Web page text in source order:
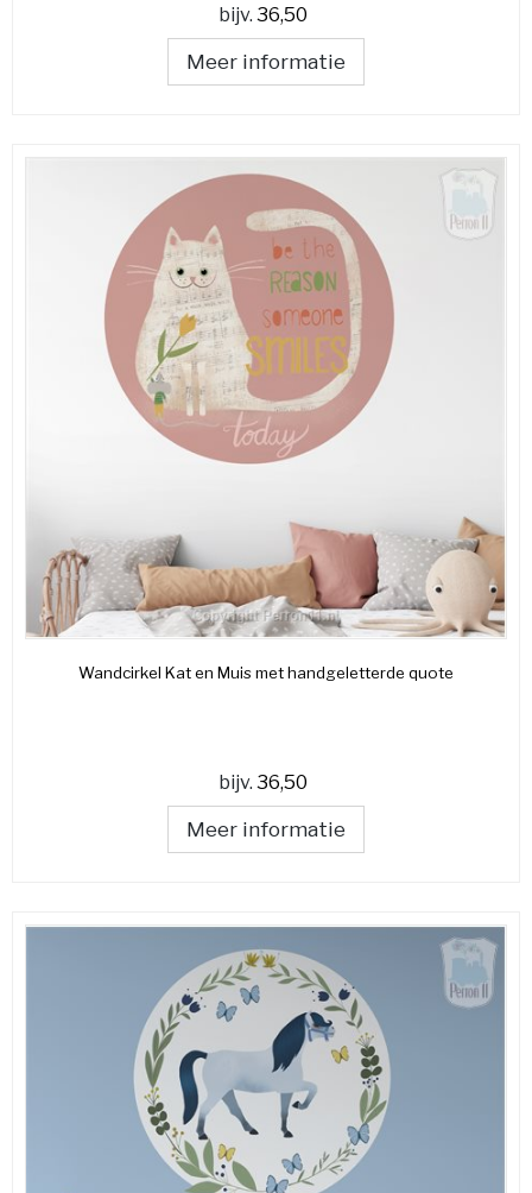
bijv. 36,50
Meer informatie
Wandcirkel Kat en Muis met handgeletterde quote
bijv. 36,50
Meer informatie